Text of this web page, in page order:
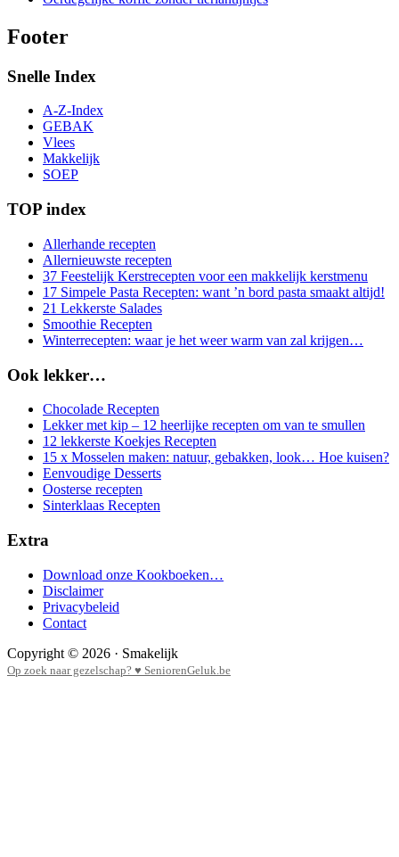
Footer
Snelle Index
A-Z-Index
GEBAK
Vlees
Makkelijk
SOEP
TOP index
Allerhande recepten
Allernieuwste recepten
37 Feestelijk Kerstrecepten voor een makkelijk kerstmenu
17 Simpele Pasta Recepten: want ’n bord pasta smaakt altijd!
21 Lekkerste Salades
Smoothie Recepten
Winterrecepten: waar je het weer warm van zal krijgen…
Ook lekker…
Chocolade Recepten
Lekker met kip – 12 heerlijke recepten om van te smullen
12 lekkerste Koekjes Recepten
15 x Mosselen maken: natuur, gebakken, look… Hoe kuisen?
Eenvoudige Desserts
Oosterse recepten
Sinterklaas Recepten
Extra
Download onze Kookboeken…
Disclaimer
Privacybeleid
Contact
Copyright © 2026 · Smakelijk
Op zoek naar gezelschap? ♥ SeniorenGeluk.be